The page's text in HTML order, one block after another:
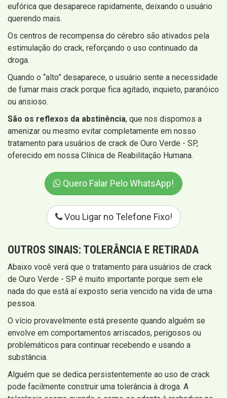
eufórica que desaparece rapidamente, deixando o usuário
querendo mais.
Os centros de recompensa do cérebro são ativados pela
estimulação do crack, reforçando o uso continuado da
droga.
Quando o “alto” desaparece, o usuário sente a necessidade
de fumar mais crack porque fica agitado, inquieto, paranóico
ou ansioso.
São os reflexos da abstinência, que nos dispomos a
amenizar ou mesmo evitar completamente em nosso
tratamento para usuários de crack de Ouro Verde - SP,
oferecido em nossa Clínica de Reabilitação Humana.
Quero Falar Pelo WhatsApp!
Vou Ligar no Telefone Fixo!
OUTROS SINAIS: TOLERÂNCIA E RETIRADA
Abaixo você verá que o tratamento para usuários de crack
de Ouro Verde - SP é muito importante porque sem ele
nada do que está aí exposto seria vencido na vida de uma
pessoa.
O vício provavelmente está presente quando alguém se
envolve em comportamentos arriscados, perigosos ou
problemáticos para continuar recebendo e usando a
substância.
Alguém que se dedica persistentemente ao uso de crack
pode facilmente construir uma tolerância à droga. A